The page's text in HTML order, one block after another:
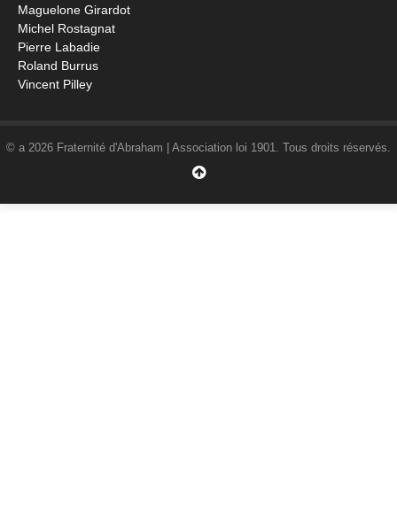
Maguelone Girardot
Michel Rostagnat
Pierre Labadie
Roland Burrus
Vincent Pilley
© a 2026 Fraternité d'Abraham | Association loi 1901. Tous droits réservés.